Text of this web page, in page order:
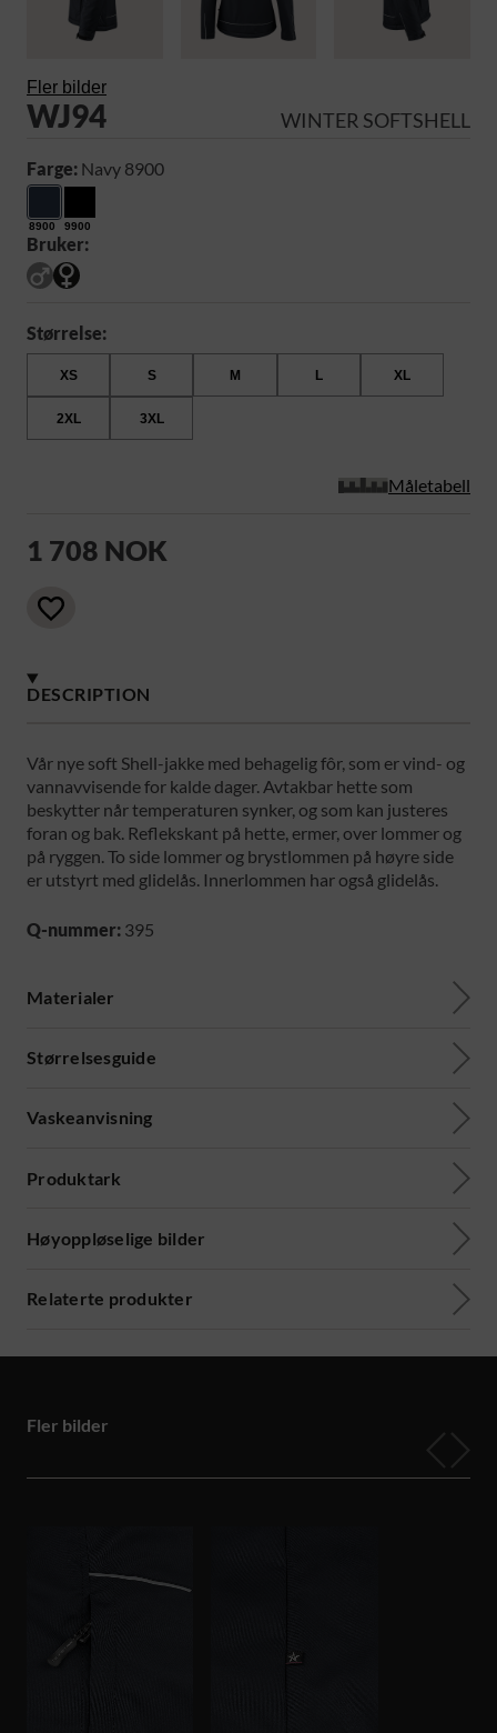
Fler bilder
WJ94 WINTER SOFTSHELL
Farge: Navy 8900
8900 9900
Bruker:
Størrelse:
XS S M L XL
2XL 3XL
Måletabell
1 708 NOK
DESCRIPTION
Vår nye soft Shell-jakke med behagelig fôr, som er vind- og
vannavvisende for kalde dager. Avtakbar hette som
beskytter når temperaturen synker, og som kan justeres
foran og bak. Reflekskant på hette, ermer, over lommer og
på ryggen. To side lommer og brystlommen på høyre side
er utstyrt med glidelås. Innerlommen har også glidelås.
Q-nummer: 395
Materialer
Størrelsesguide
Vaskeanvisning
Produktark
Høyoppløselige bilder
Relaterte produkter
Fler bilder